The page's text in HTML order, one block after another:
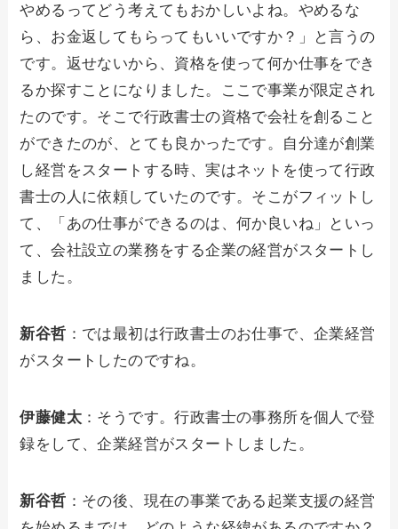
やめるってどう考えてもおかしいよね。やめるな
ら、お金返してもらってもいいですか？」と言うの
です。返せないから、資格を使って何か仕事をでき
るか探すことになりました。ここで事業が限定され
たのです。そこで行政書士の資格で会社を創ること
ができたのが、とても良かったです。自分達が創業
し経営をスタートする時、実はネットを使って行政
書士の人に依頼していたのです。そこがフィットし
て、「あの仕事ができるのは、何か良いね」といっ
て、会社設立の業務をする企業の経営がスタートし
ました。
新谷哲 ：では最初は行政書士のお仕事で、企業経営
がスタートしたのですね。
伊藤健太 ：そうです。行政書士の事務所を個人で登
録をして、企業経営がスタートしました。
新谷哲 ：その後、現在の事業である起業支援の経営